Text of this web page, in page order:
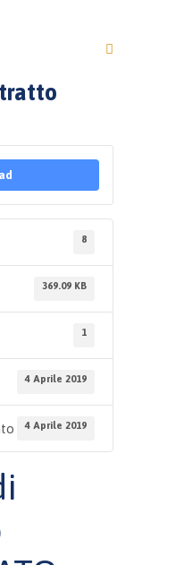
8
369.09 KB
1
4 Aprile 2019
4 Aprile 2019